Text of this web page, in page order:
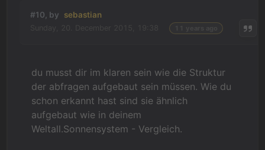
#10, by sebastian
du musst dir im klaren sein wie die Struktur
der abfragen aufgebaut sein müssen. Wie du
schon erkannt hast sind sie ähnlich
aufgebaut wie in deinem
Weltall.Sonnensystem - Vergleich.